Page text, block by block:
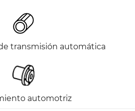
transmisión automática
automotriz